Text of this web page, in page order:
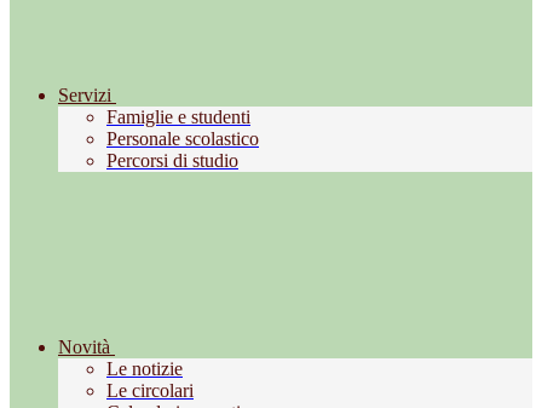
Servizi
Famiglie e studenti
Personale scolastico
Percorsi di studio
Novità
Le notizie
Le circolari